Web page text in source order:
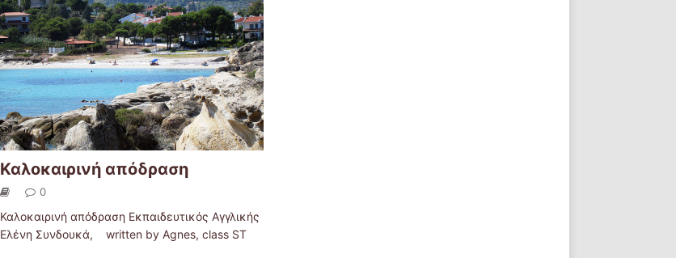
Καλοκαιρινή απόδραση
0
Καλοκαιρινή απόδραση Εκπαιδευτικός Αγγλικής
Ελένη Συνδουκά, written by Agnes, class ST